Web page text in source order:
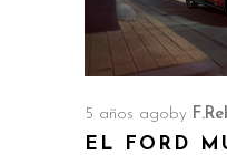
5 años ago by
EL FORD